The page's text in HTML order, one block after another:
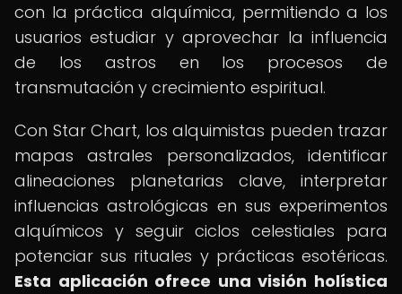
con la práctica alquímica, permitiendo a los
usuarios estudiar y aprovechar la influencia
de los astros en los procesos de
transmutación y crecimiento espiritual.
Con Star Chart, los alquimistas pueden trazar
mapas astrales personalizados, identificar
alineaciones planetarias clave, interpretar
influencias astrológicas en sus experimentos
alquímicos y seguir ciclos celestiales para
potenciar sus rituales y prácticas esotéricas.
Esta aplicación ofrece una visión holística